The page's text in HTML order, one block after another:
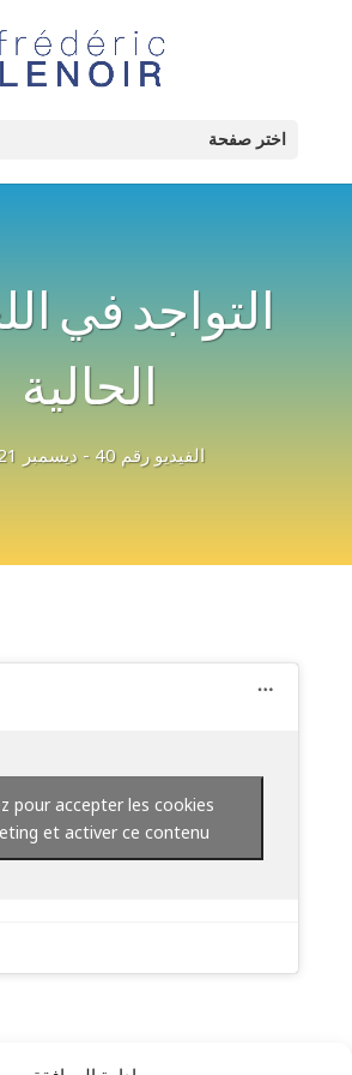
اختر صفحة
التواجد في
الحالية
الفيديو رقم 40 - ديسمبر 2021
pour accepter les cookies
et activer ce contenu